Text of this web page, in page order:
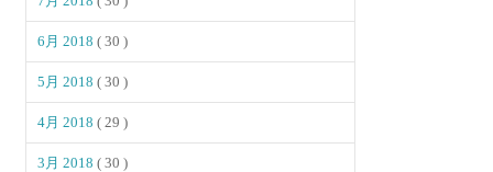
6月 2018( 30 )
5月 2018( 30 )
4月 2018( 29 )
3月 2018( 30 )